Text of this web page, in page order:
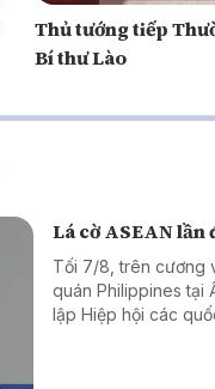
Thủ tướng tiếp
Bí thư Lào
Lá cờ ASEAN
Tối 7/8, trên cương
quán Philippines tại
lập Hiệp hội các